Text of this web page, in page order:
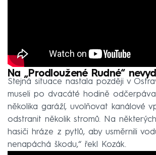
Na „Prodloužené Rudné“
Stejná situace nastala později v
museli po dvacáté hodině
několika garáží, uvolňovat kanálové
odstranit několik stromů. Na
hasiči hráze z pytlů, aby usměrnili
nenapáchá škodu,“ řekl Kozák.